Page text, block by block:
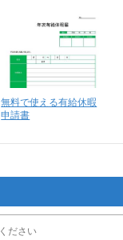
無料で使える有給休暇
申請書